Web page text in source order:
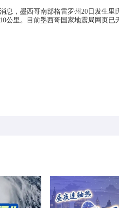
息，墨西哥南部格雷罗州20日发生
公里。目前墨西哥国家地震局网页